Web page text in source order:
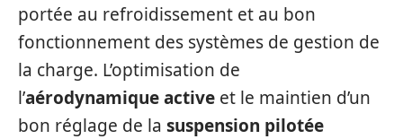
portée au refroidissement et au bon
fonctionnement des systèmes de gestion de
la charge. L’optimisation de
l’aérodynamique active et le maintien d’un
bon réglage de la suspension pilotée